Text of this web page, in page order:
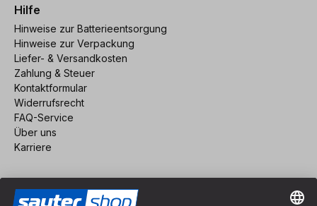
Hilfe
Hinweise zur Batterieentsorgung
Hinweise zur Verpackung
Liefer- & Versandkosten
Zahlung & Steuer
Kontaktformular
Widerrufsrecht
FAQ-Service
Über uns
Karriere